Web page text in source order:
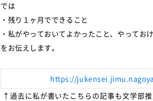
では
・残り１ヶ月でできること
・私がやっておいてよかったこと、やってお
をお伝えします。
https://
↑過去に私が書いたこちらの記事も文学部